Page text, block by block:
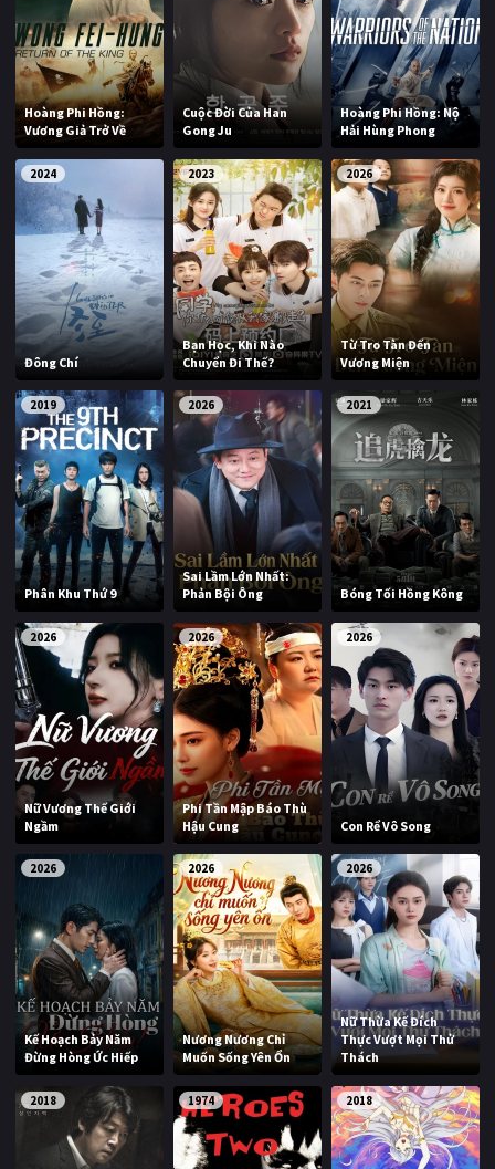
Hoàng Phi Hồng:
Vương Giả Trở Về
Cuộc Đời Của Han
Gong Ju
Hoàng Phi Hồng: Nộ
Hải Hùng Phong
2024
Đông Chí
2023
Bạn Học, Khi Nào
Chuyển Đi Thế?
2026
Từ Tro Tàn Đến
Vương Miện
2019
Phân Khu Thứ 9
2026
Sai Lầm Lớn Nhất:
Phản Bội Ông
2021
Bóng Tối Hồng Kông
2026
Nữ Vương Thế Giới
Ngầm
2026
Phi Tần Mập Báo Thù
Hậu Cung
2026
Con Rể Vô Song
2026
Kế Hoạch Bảy Năm
Đừng Hòng Ức Hiếp
2026
Nương Nương Chỉ
Muốn Sống Yên Ổn
2026
Nữ Thừa Kế Đích
Thực Vượt Mọi Thử
Thách
2018 1974 2018